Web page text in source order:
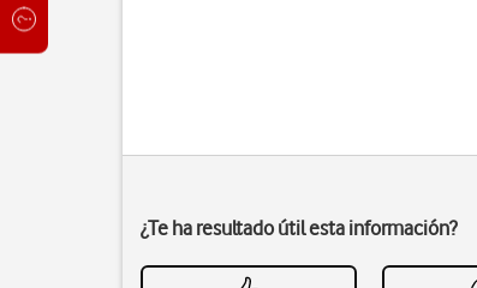
¿Te ha resultado útil esta información?